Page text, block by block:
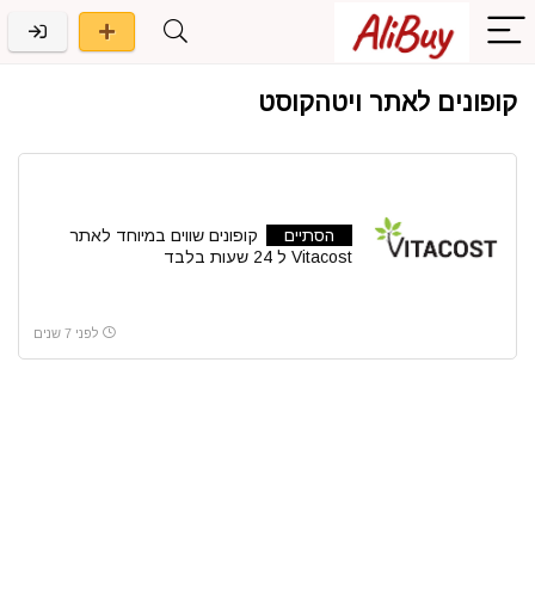
קופונים לאתר ויטהקוסט
הסתיים
קופונים שווים במיוחד לאתר
Vitacost ל 24 שעות בלבד
לפני 7 שנים